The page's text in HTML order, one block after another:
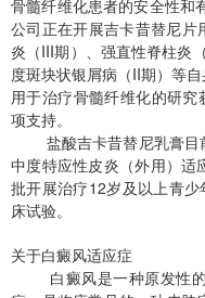
骨髓纤维化患者的安全性和
公司正在开展吉卡昔替尼
炎（III期）、强直性脊柱炎
度斑块状银屑病（II期）等
用于治疗骨髓纤维化的研究
项支持。
盐酸吉卡昔替尼乳膏目
中度特应性皮炎（外用）
批开展治疗12岁及以上青
床试验。
关于白癜风适应症
白癜风是一种原发性的